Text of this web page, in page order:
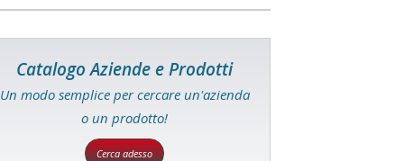
Catalogo Aziende e Prodotti
Un modo semplice per cercare un'azienda
o un prodotto!
Cerca adesso